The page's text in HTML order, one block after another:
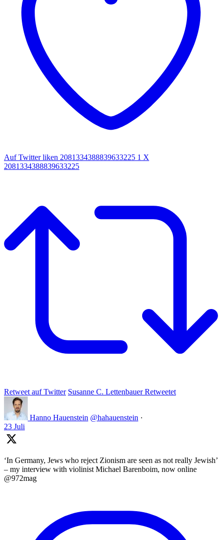
Auf Twitter liken 2081334388839633225 1 X
2081334388839633225
Retweet auf Twitter Susanne C. Lettenbauer Retweetet
Hanno Hauenstein @hahauenstein ·
23 Juli
‘In Germany, Jews who reject Zionism are seen as not really Jewish’
– my interview with violinist Michael Barenboim, now online
@972mag